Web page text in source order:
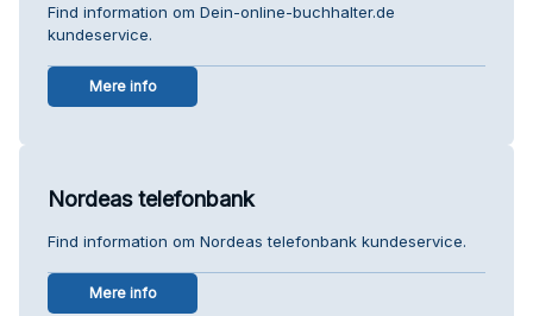
Find information om Dein-online-buchhalter.de
kundeservice.
Mere info
Nordeas telefonbank
Find information om Nordeas telefonbank kundeservice.
Mere info